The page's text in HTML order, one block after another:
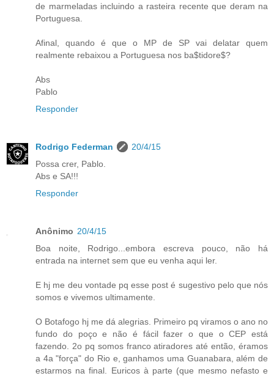
de marmeladas incluindo a rasteira recente que deram na
Portuguesa.
Afinal, quando é que o MP de SP vai delatar quem
realmente rebaixou a Portuguesa nos ba$tidore$?
Abs
Pablo
Responder
Rodrigo Federman
20/4/15
Possa crer, Pablo.
Abs e SA!!!
Responder
Anônimo 20/4/15
Boa noite, Rodrigo...embora escreva pouco, não há
entrada na internet sem que eu venha aqui ler.
E hj me deu vontade pq esse post é sugestivo pelo que nós
somos e vivemos ultimamente.
O Botafogo hj me dá alegrias. Primeiro pq viramos o ano no
fundo do poço e não é fácil fazer o que o CEP está
fazendo. 2o pq somos franco atiradores até então, éramos
a 4a "força" do Rio e, ganhamos uma Guanabara, além de
estarmos na final. Euricos à parte (que mesmo nefasto e